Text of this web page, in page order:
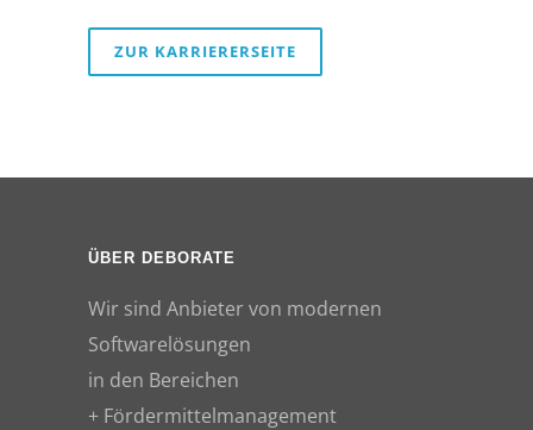
ZUR KARRIERERSEITE
ÜBER DEBORATE
Wir sind Anbieter von modernen
Softwarelösungen
in den Bereichen
+ Fördermittelmanagement